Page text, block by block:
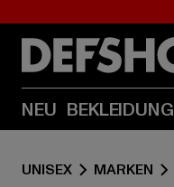
NEU BEKLEIDUNG
UNISEX MARKEN